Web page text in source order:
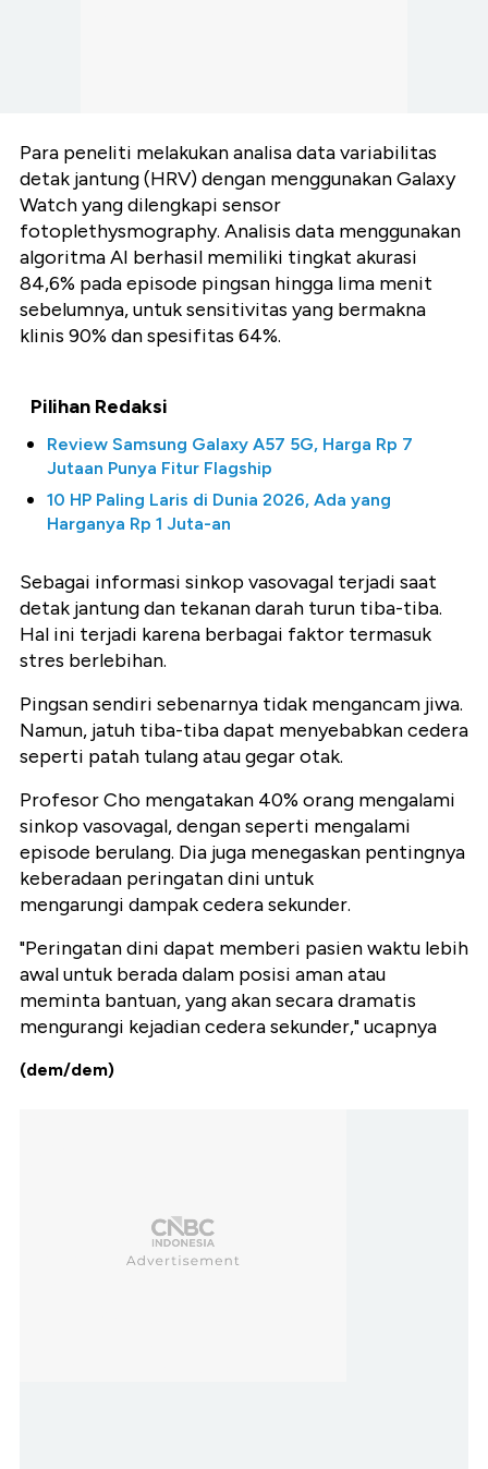
Para peneliti melakukan analisa data variabilitas
detak jantung (HRV) dengan menggunakan Galaxy
Watch yang dilengkapi sensor
fotoplethysmography. Analisis data menggunakan
algoritma AI berhasil memiliki tingkat akurasi
84,6% pada episode pingsan hingga lima menit
sebelumnya, untuk sensitivitas yang bermakna
klinis 90% dan spesifitas 64%.
Pilihan Redaksi
Review Samsung Galaxy A57 5G, Harga Rp 7
Jutaan Punya Fitur Flagship
10 HP Paling Laris di Dunia 2026, Ada yang
Harganya Rp 1 Juta-an
Sebagai informasi sinkop vasovagal terjadi saat
detak jantung dan tekanan darah turun tiba-tiba.
Hal ini terjadi karena berbagai faktor termasuk
stres berlebihan.
Pingsan sendiri sebenarnya tidak mengancam jiwa.
Namun, jatuh tiba-tiba dapat menyebabkan cedera
seperti patah tulang atau gegar otak.
Profesor Cho mengatakan 40% orang mengalami
sinkop vasovagal, dengan seperti mengalami
episode berulang. Dia juga menegaskan pentingnya
keberadaan peringatan dini untuk
mengarungi dampak cedera sekunder.
"Peringatan dini dapat memberi pasien waktu lebih
awal untuk berada dalam posisi aman atau
meminta bantuan, yang akan secara dramatis
mengurangi kejadian cedera sekunder," ucapnya
(dem/dem)